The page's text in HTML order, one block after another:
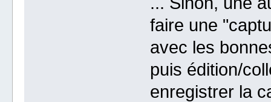
faire une
avec les
puis édition/
enregistrer la